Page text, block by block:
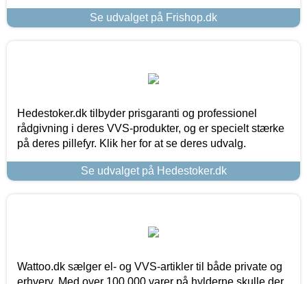
Se udvalget på Frishop.dk
Hedestoker.dk tilbyder prisgaranti og professionel
rådgivning i deres VVS-produkter, og er specielt stærke
på deres pillefyr. Klik her for at se deres udvalg.
Se udvalget på Hedestoker.dk
Wattoo.dk sælger el- og VVS-artikler til både private og
erhverv. Med over 100.000 varer på hylderne skulle der